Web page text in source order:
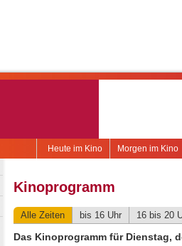
Morgen im Kino
Heute im Kino
Kinoprogramm
Alle Zeiten bis 16 Uhr 16 bis 20
Das Kinoprogramm für Dienstag,